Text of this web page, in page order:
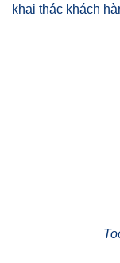
khai thác khách